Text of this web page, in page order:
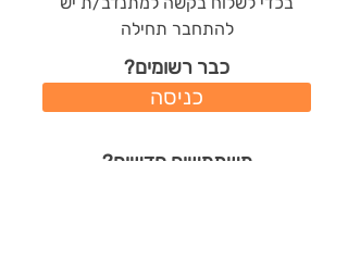
להתחבר תחילה
כבר רשומים?
כניסה
משתמשים חדשים?